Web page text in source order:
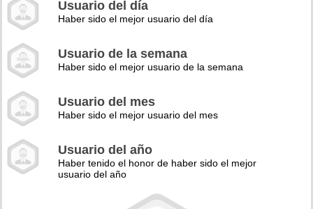
Usuario del día
Haber sido el mejor usuario del día
Usuario de la semana
Haber sido el mejor usuario de la semana
Usuario del mes
Haber sido el mejor usuario del mes
Usuario del año
Haber tenido el honor de haber sido el mejor
usuario del año